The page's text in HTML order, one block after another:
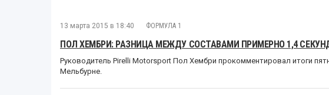
13 марта 2015 в 18:40 ФОРМУЛА 1
ПОЛ ХЕМБРИ: РАЗНИЦА МЕЖДУ СОСТАВАМИ ПРИМЕРНО 1,4
Руководитель Pirelli Motorsport Пол Хембри прокомментировал итоги
Мельбурне.